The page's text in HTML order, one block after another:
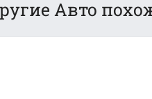
Авто